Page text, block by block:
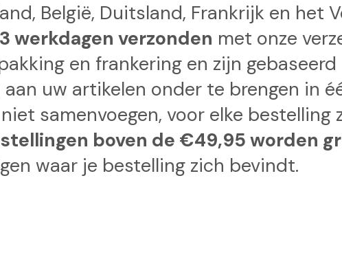
België, Duitsland, Frankrijk en het
werkdagen verzonden met onze
en frankering en zijn
uw artikelen onder te brengen in
samenvoegen, voor elke bestelling
boven de €49,95 worden
waar je bestelling zich bevindt.